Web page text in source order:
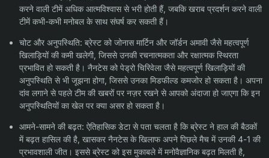
करने वाली टीमें अधिक आत्मविश्वास से भरी होती हैं, जबकि खराब प्रदर्शन करने वाली
टीमें कभी-कभी मनोबल के साथ संघर्ष कर सकती हैं।
चोट और अनुपस्थिति: ब्रेस्ट को जोनास मार्टिन और जॉर्डन अमावी जैसे महत्वपूर्ण
खिलाड़ियों की कमी खलेगी, जिससे उनकी रचनात्मकता और रक्षात्मक स्थिरता
प्रभावित हो सकती है। नैनटेस को पेड्रो चिरिवेला जैसे महत्वपूर्ण खिलाड़ियों की
अनुपस्थिति से भी जूझना होगा, जिससे उनका मिडफील्ड कमजोर हो सकता है। अपना
दांव लगाने से पहले टीम की खबरों पर नज़र रखने से आपको अंदाजा हो जाएगा कि इन
अनुपस्थितियों का खेल पर क्या असर हो सकता है।
आमने-सामने की बढ़त: ऐतिहासिक डेटा से पता चलता है कि ब्रेस्ट ने हाल की बैठकों
में बढ़त हासिल की है, खासकर नैनटेस के खिलाफ अपने पिछले मैच में उनकी 4-1 की
प्रभावशाली जीत। इससे ब्रेस्ट को इस मुकाबले में मनोवैज्ञानिक बढ़त मिलती है,